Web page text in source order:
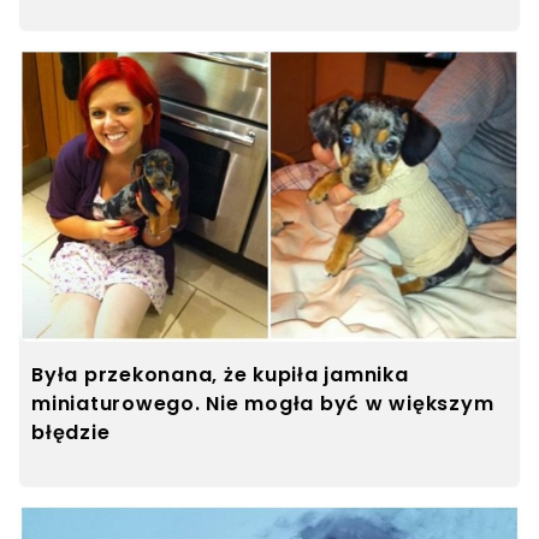
Była przekonana, że kupiła jamnika
miniaturowego. Nie mogła być w większym
błędzie